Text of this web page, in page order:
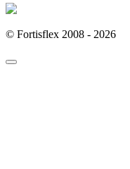
© Fortisflex 2008 - 2026